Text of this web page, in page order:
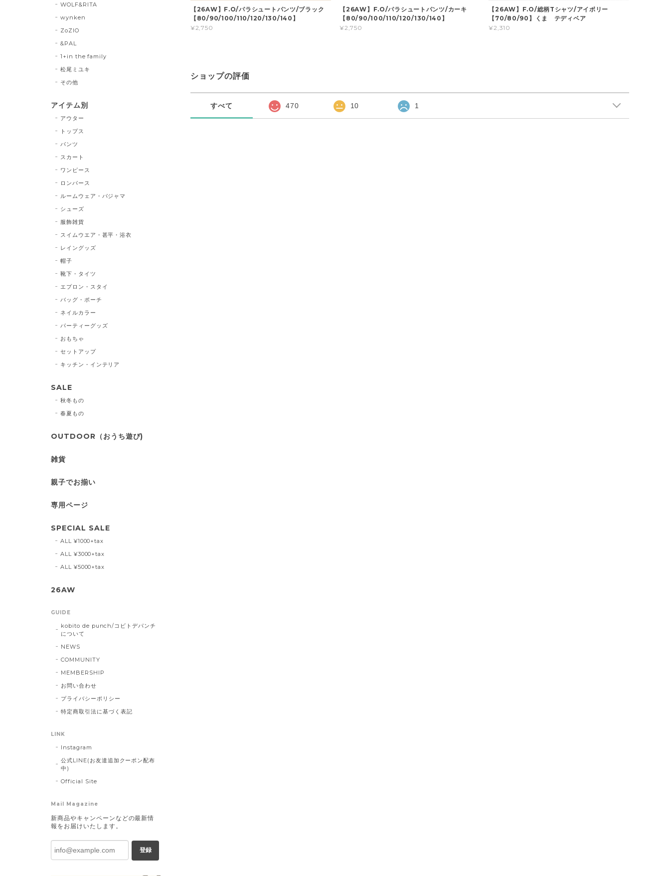
【26AW】F.O/パラシュートパンツ/ブラック
【80/90/100/110/120/130/140】
¥2,750
【26AW】F.O/パラシュートパンツ/カーキ
【80/90/100/110/120/130/140】
¥2,750
【26AW】F.O/総柄Tシャツ/アイボリー
【70/80/90】くま テディベア
¥2,310
ショップの評価
すべて 470 10 1
WOLF&RITA
wynken
ZoZIO
&PAL
1+in the family
松尾ミユキ
その他
アイテム別
アウター
トップス
パンツ
スカート
ワンピース
ロンパース
ルームウェア・パジャマ
シューズ
服飾雑貨
スイムウエア・甚平・浴衣
レイングッズ
帽子
靴下・タイツ
エプロン・スタイ
バッグ・ポーチ
ネイルカラー
パーティーグッズ
おもちゃ
セットアップ
キッチン・インテリア
SALE
秋冬もの
春夏もの
OUTDOOR（おうち遊び)
雑貨
親子でお揃い
専用ページ
SPECIAL SALE
ALL ¥1000+tax
ALL ¥3000+tax
ALL ¥5000+tax
26AW
GUIDE
kobito de punch/コビトデパンチ
について
NEWS
COMMUNITY
MEMBERSHIP
お問い合わせ
プライバシーポリシー
特定商取引法に基づく表記
LINK
Instagram
公式LINE(お友達追加クーポン配布
中)
Official Site
Mail Magazine
新商品やキャンペーンなどの最新情
報をお届けいたします。
登録